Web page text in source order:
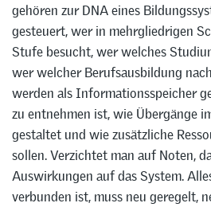
gehören zur DNA eines
gesteuert, wer in mehrgliedrigen
Stufe besucht, wer welches
wer welcher Berufsausbildung
werden als Informationsspeicher
zu entnehmen ist, wie Übergänge
gestaltet und wie zusätzliche
sollen. Verzichtet man auf Noten,
Auswirkungen auf das System.
verbunden ist, muss neu geregelt,